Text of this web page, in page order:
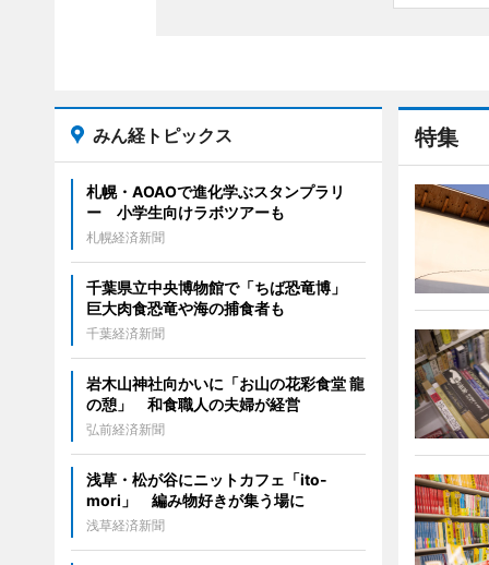
特集
みん経トピックス
札幌・AOAOで進化学ぶスタンプラリ
ー 小学生向けラボツアーも
札幌経済新聞
千葉県立中央博物館で「ちば恐竜博」
巨大肉食恐竜や海の捕食者も
千葉経済新聞
岩木山神社向かいに「お山の花彩食堂 龍
の憩」 和食職人の夫婦が経営
弘前経済新聞
浅草・松が谷にニットカフェ「ito-
mori」 編み物好きが集う場に
浅草経済新聞